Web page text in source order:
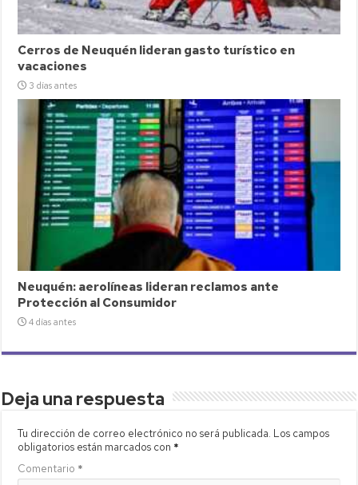
Cerros de Neuquén lideran gasto turístico en
vacaciones
3 días antes
Neuquén: aerolíneas lideran reclamos ante
Protección al Consumidor
4 días antes
Deja una respuesta
Tu dirección de correo electrónico no será publicada. Los campos
obligatorios están marcados con *
Comentario *